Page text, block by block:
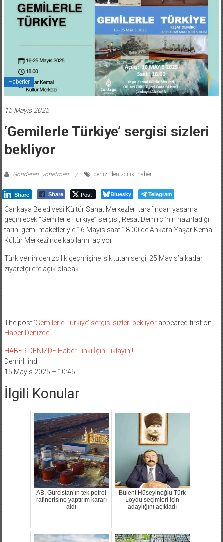
Haberler
15 Mayıs 2025
‘Gemilerle Türkiye’ sergisi sizleri
bekliyor
Gönderen: yonetmen deniz, denizcilik, haber
Share Share Post Bluesky Telegram
Çankaya Belediyesi Kültür Sanat Merkezleri tarafından yaşama
geçirilecek “Gemilerle Türkiye” sergisi, Reşat Demirci’nin hazırladığı
tarihi gemi maketleriyle 16 Mayıs saat 18.00’de Ankara Yaşar Kemal
Kültür Merkezi’nde kapılarını açıyor.
Türkiye’nin denizcilik geçmişine ışık tutan sergi, 25 Mayıs’a kadar
ziyaretçilere açık olacak.
The post ‘Gemilerle Türkiye’ sergisi sizleri bekliyorappeared first on
Haber Denizde.
HABER DENIZDE Haber Linki İçin Tıklayın !
DemirHindi
15 Mayıs 2025 – 10:45
İlgili Konular
AB, Gürcistan’ın tek petrol
rafinerisine yaptırım kararı
aldı
Bülent Hüseyinoğlu Türk
Loydu seçimleri için
adaylığını açıkladı